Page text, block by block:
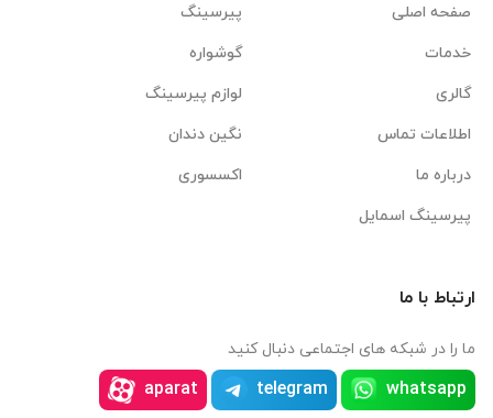
صفحه اصلی
خدمات
گالری
اطلاعات تماس
درباره ما
پیرسینگ اسمایل
پیرسینگ
گوشواره
لوازم پیرسینگ
نگین دندان
اکسسوری
ارتباط با ما
ما را در شبکه های اجتماعی دنبال کنید
whatsapp
telegram
aparat